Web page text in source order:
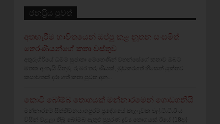
ජනප්‍රිය පුවත්
අතහැරීම භාවිතයෙන් ඔප්පු කළ නූතන සංඝමිත්
තෙරණියන්ගේ කතා වස්‌තුව
අතුරුගිරියේ ධම්ම සුජාතා මෙහෙණින් වහන්සේගේ කතාව ඔබට
මතක ඇතැයි සිතමු. රූබර තරුණියක්‌, මුඩුකරගත් හිසෙන් යුක්‌තව
කසාවතක්‌ දරා ගත් කතා පුවත අන...
කොටි බෝම්බ තොගයක් මන්නාරමෙන් ගොඩගනියි
මන්නාරමේ සිත්තිවිනයාගපුරම් ප්‍රදේශයේ කැලෑවක එල්.ටී.ටී.ඊ ය
විසින් වළලා තිබූ බෝම්බ ඇතුළු පුපුරණ ද්‍රව්‍ය තොගයක් ඊයේ (18දා)